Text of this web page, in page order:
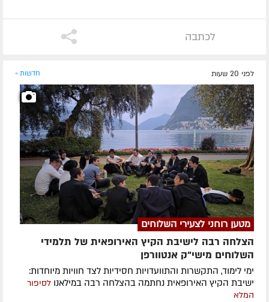
לכתבה
לפני 20 שעות חדשות »
מטען רוחני לצעירי השלוחים
הצלחה רבה לישיבת הקיץ האירופאית של תלמידי
השלוחים מישי"ק אנטוורפן
ימי לימוד, התקשרות והתוועדויות חסידיות לצד חוויות מיוחדות:
ישיבת הקיץ האירופאית נחתמה בהצלחה רבה במילאנו לסיפור
המלא